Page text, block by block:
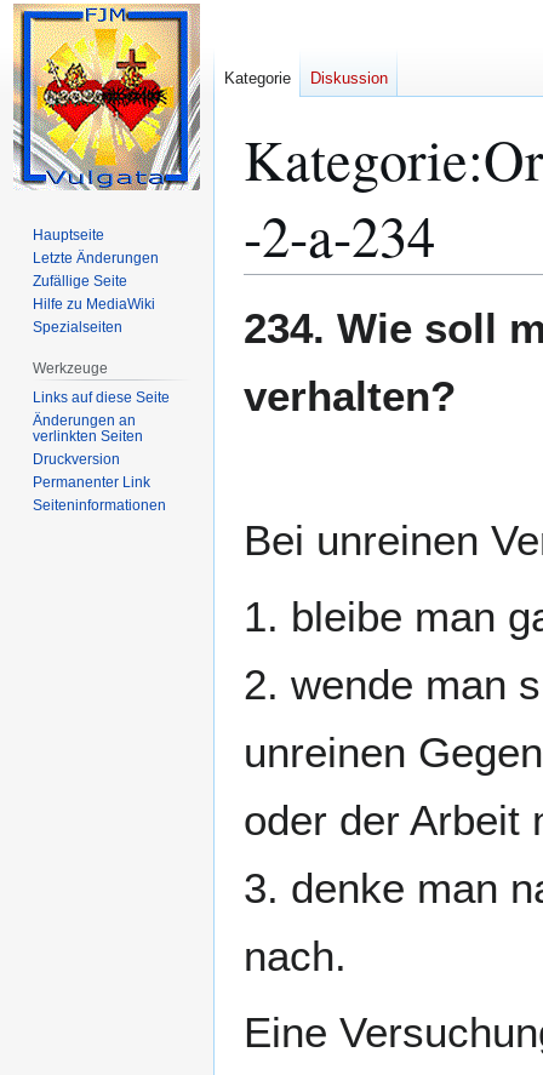
Kategorie:
-2-a-234
Navigation
Suche
234. Wie soll
verhalten?
Bei unreinen
1. bleibe man
2. wende man
unreinen
oder der Arbeit
3. denke man
nach.
Eine
Kategorie Diskussion
Hauptseite
Letzte Änderungen
Zufällige Seite
Hilfe zu MediaWiki
Spezialseiten
Werkzeuge
Links auf diese Seite
Änderungen an
verlinkten Seiten
Druckversion
Permanenter Link
Seiten­­informationen